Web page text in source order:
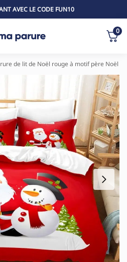
AVEC LE CODE FUN10
0
de lit de Noël rouge à motif père Noël